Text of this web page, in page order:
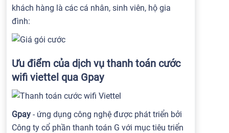
khách hàng là các cá nhân, sinh viên, hộ gia
đình:
Ưu điểm của dịch vụ thanh toán cước
wifi viettel qua Gpay
Gpay - ứng dụng công nghệ được phát triển bởi
Công ty cổ phần thanh toán G với mục tiêu triển